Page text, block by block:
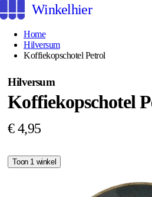
Winkelhier
Home
Hilversum
Koffiekopschotel Petrol
Hilversum
Koffiekopschotel
€ 4,95
Toon 1 winkel